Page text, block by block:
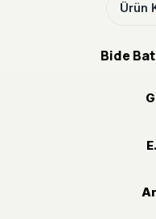
Ürün
Bide